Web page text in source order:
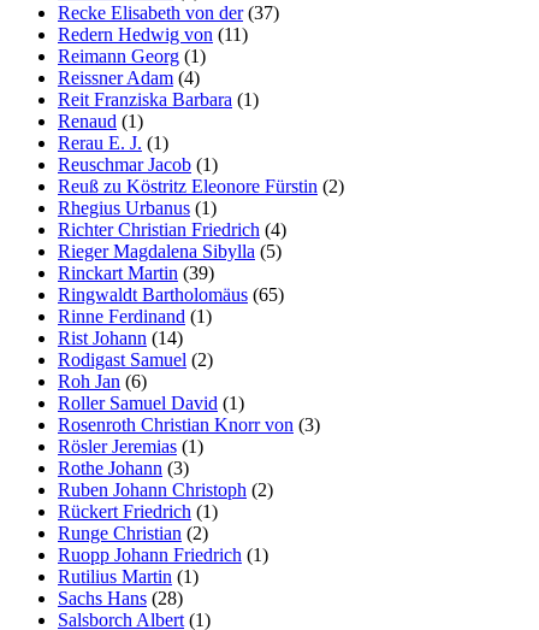
Recke Elisabeth von der(37)
Redern Hedwig von (11)
Reimann Georg (1)
Reissner Adam (4)
Reit Franziska Barbara (1)
Renaud (1)
Rerau E. J. (1)
Reuschmar Jacob (1)
Reuß zu Köstritz Eleonore Fürstin (2)
Rhegius Urbanus (1)
Richter Christian Friedrich (4)
Rieger Magdalena Sibylla (5)
Rinckart Martin (39)
Ringwaldt Bartholomäus (65)
Rinne Ferdinand (1)
Rist Johann (14)
Rodigast Samuel (2)
Roh Jan (6)
Roller Samuel David (1)
Rosenroth Christian Knorr von (3)
Rösler Jeremias (1)
Rothe Johann (3)
Ruben Johann Christoph (2)
Rückert Friedrich (1)
Runge Christian (2)
Ruopp Johann Friedrich (1)
Rutilius Martin (1)
Sachs Hans (28)
Salsborch Albert (1)